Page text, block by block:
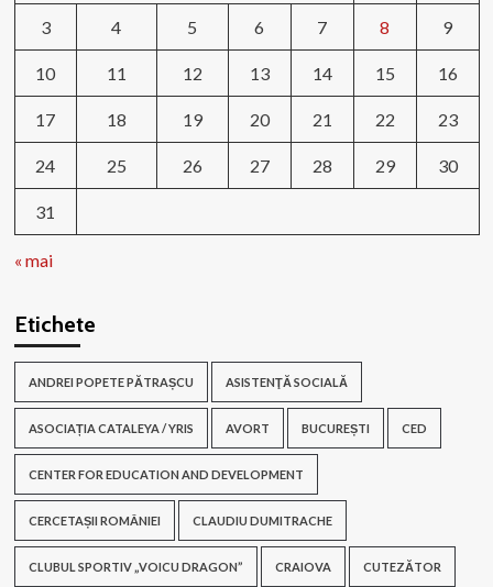
3 4 5 6 7 8 9
10 11 12 13 14 15 16
17 18 19 20 21 22 23
24 25 26 27 28 29 30
31
« mai
Etichete
ANDREI POPETE PĂTRAȘCU ASISTENŢĂ SOCIALĂ
ASOCIAȚIA CATALEYA / YRIS AVORT BUCUREȘTI CED
CENTER FOR EDUCATION AND DEVELOPMENT
CERCETAȘII ROMÂNIEI CLAUDIU DUMITRACHE
CLUBUL SPORTIV „VOICU DRAGON” CRAIOVA CUTEZĂTOR